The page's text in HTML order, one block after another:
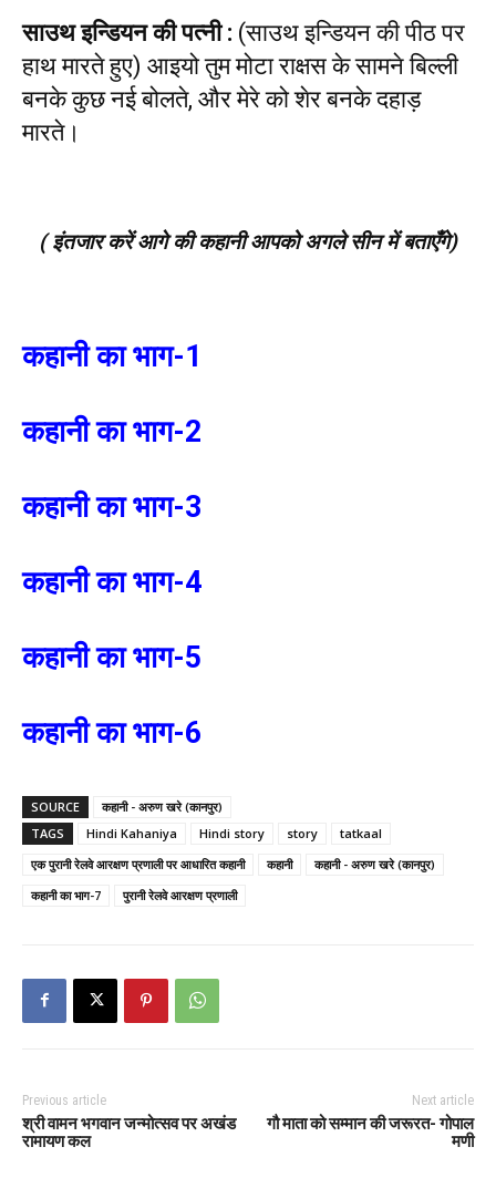
साउथ इन्डियन की पत्नी : (साउथ इन्डियन की पीठ पर
हाथ मारते हुए) आइयो तुम मोटा राक्षस के सामने बिल्ली
बनके कुछ नई बोलते, और मेरे को शेर बनके दहाड़
मारते।
( इंतजार करें आगे की कहानी आपको अगले सीन में बताएँगे)
कहानी का भाग-1
कहानी का भाग-2
कहानी का भाग-3
कहानी का भाग-4
कहानी का भाग-5
कहानी का भाग-6
SOURCE
कहानी - अरुण खरे (कानपुर)
TAGS
Hindi Kahaniya Hindi story story
tatkaal
एक पुरानी रेलवे आरक्षण प्रणाली पर आधारित कहानी
कहानी
कहानी - अरुण खरे (कानपुर)
कहानी का भाग-7
पुरानी रेलवे आरक्षण प्रणाली
Previous article
श्री वामन भगवान जन्मोत्सव पर अखंड
रामायण कल
Next article
गौ माता को सम्मान की जरूरत- गोपाल
मणी